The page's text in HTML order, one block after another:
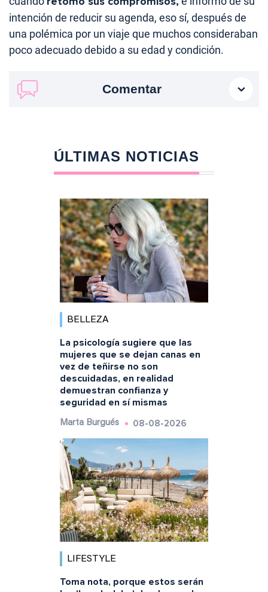
intención de reducir su agenda, eso sí, después de
una polémica por un viaje que muchos consideraban
poco adecuado debido a su edad y condición.
Comentar
ÚLTIMAS NOTICIAS
BELLEZA
La psicología sugiere que las
mujeres que se dejan canas en
vez de teñirse no son
descuidadas, en realidad
demuestran confianza y
seguridad en sí mismas
Marta Burgués 08-08-2026
LIFESTYLE
Toma nota, porque estos serán